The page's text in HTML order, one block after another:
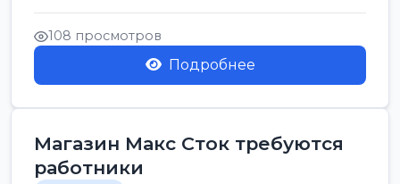
позицию возможна дом...
108 просмотров
Подробнее
Магазин Макс Сток требуются
работники